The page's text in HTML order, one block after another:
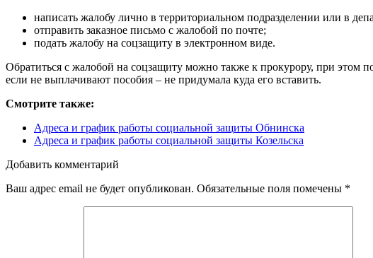
написать жалобу лично в территориальном подразделении или в
отправить заказное письмо с жалобой по почте;
подать жалобу на соцзащиту в электронном виде.
Обратиться с жалобой на соцзащиту можно также к прокурору, при этом
если не выплачивают пособия – не придумала куда его вставить.
Смотрите также:
Адреса и график работы социальной защиты Обнинска
Адреса и график работы социальной защиты Козельска
Добавить комментарий
Ваш адрес email не будет опубликован. Обязательные поля помечены *